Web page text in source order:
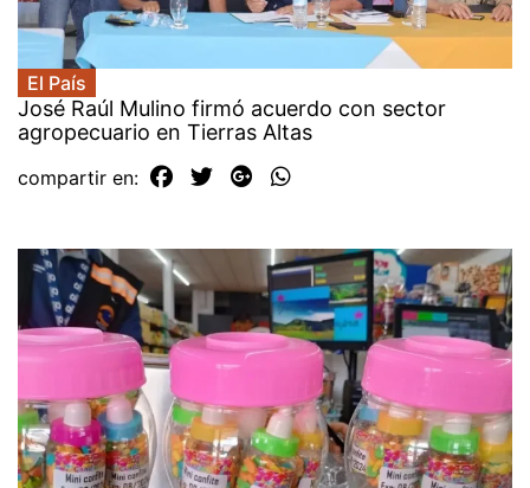
El País
José Raúl Mulino firmó acuerdo con sector
agropecuario en Tierras Altas
compartir en: